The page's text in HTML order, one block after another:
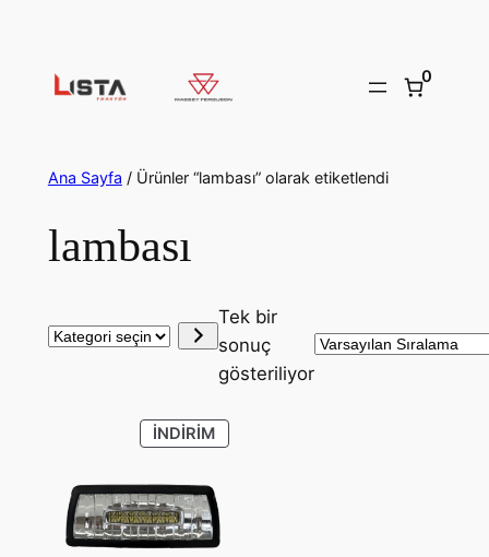
0
Ana Sayfa / Ürünler “lambası” olarak etiketlendi
lambası
Kategori
Tek bir
sonuç
gösteriliyor
İNDIRIMİNDIRIMDEKI
ÜRÜN